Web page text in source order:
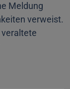
Meldung
verweist.
veraltete